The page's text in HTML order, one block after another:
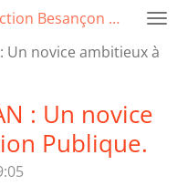
Syndicat CFDT INTERCO Section Besançon Ville-CCAS-GBM
Un novice ambitieux à
: Un novice
Publique.